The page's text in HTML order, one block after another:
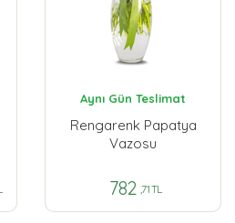
Aynı Gün Teslimat
Rengarenk Papatya
Vazosu
782 ,71 TL